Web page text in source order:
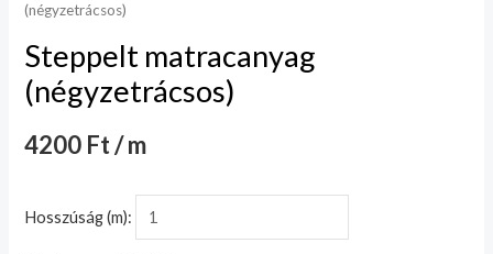
(négyzetrácsos)
Steppelt matracanyag
(négyzetrácsos)
4200 Ft / m
Hosszúság (m):